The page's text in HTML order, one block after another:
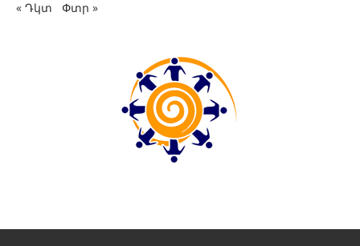
« Դկտ
Փտր »